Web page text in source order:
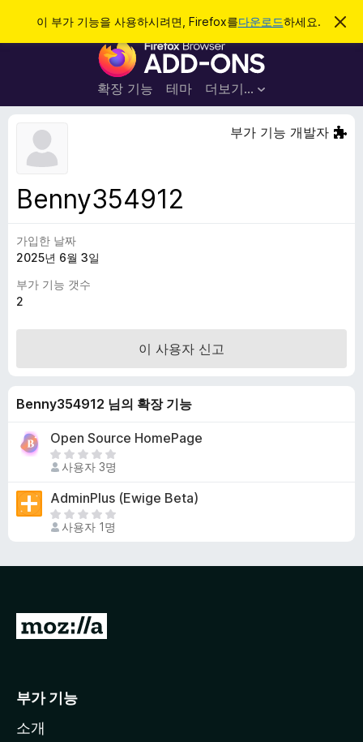
이 부가 기능을 사용하시려면, Firefox를다운로드하세요.
이
림
F
r
e
라
확장 기능 테마 더보기…
로그인
부가 기능 개발자
Benny354912
가입한 날짜
2025년 6월 3일
부가 기능 갯수
2
이 사용자 신고
Benny354912 님의 확장 기능
Open Source HomePage
아
직
평
점
이
사용자 3명
AdminPlus (Ewige Beta)
아
직
점
니
사용자 1명
M
l
부가 기능
소개